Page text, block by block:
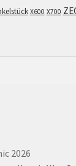
X600 X700
2026